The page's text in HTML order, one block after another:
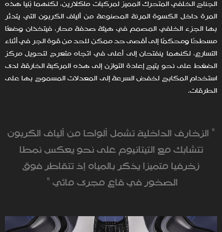
الجناح الخلفي المتحرك المميز لمركبات ماكلارين، لكنهما بُنيا هذه
المرة داخل الكسوة المرنة المصنوعة من ألياف الكربون التي يتدثر
بها الجزء الخلفي المصمم في هيئة صدفة محار، فيتخذان وضعًا
مسطحًا ومحكمًا إلى أقصى حد ممكن للحد من قوة الجر في أثناء
التسارع، لكنهما ينفتحان إلى أعلى في اتجاه متعرج لتحويل مركز
الضغط على نحو يتيح إعادة التوازن إلى هذه المركبة الخارقة لدى
استخدام المكابح لخفض السرعة إلى المعدلات المسموح بها على
الطرقات.
" الزخارف الداخلية تشمل ألواحا من ألياف الكربون
تتشابك مع التيتانيوم على نحو يعكس نمطا
زخرفيا متميزا يذكر بالمياه إذ تتقاطر فوق
الصخور في قاع مجرى مائي "